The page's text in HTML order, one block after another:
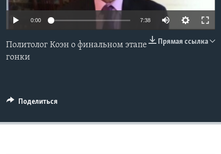
Learning English
СОЦИАЛЬНЫЕ СЕТИ
0:00 7:38
Прямая ссылка
Политолог Коэн о финальном этапе
гонки
Поделиться